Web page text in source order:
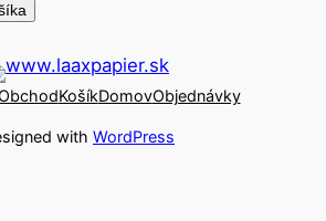
KošíkDomovObjednávky
with WordPress